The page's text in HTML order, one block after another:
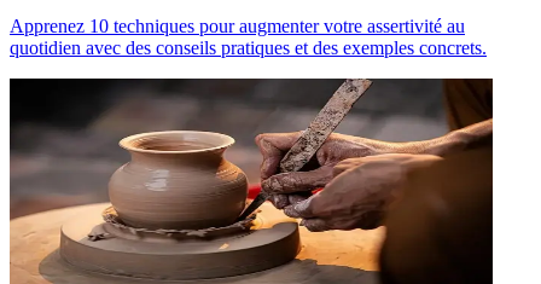
Apprenez 10 techniques pour augmenter votre assertivité au
quotidien avec des conseils pratiques et des exemples concrets.